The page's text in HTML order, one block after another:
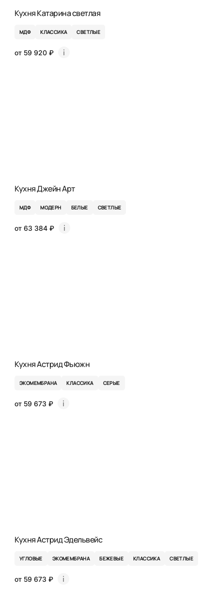
Кухня Катарина светлая
МДФ КЛАССИКА СВЕТЛЫЕ
от 59 920 ₽
Кухня Джейн Арт
МДФ МОДЕРН БЕЛЫЕ СВЕТЛЫЕ
от 63 384 ₽
Кухня Астрид Фьюжн
ЭКОМЕМБРАНА КЛАССИКА СЕРЫЕ
от 59 673 ₽
Кухня Астрид Эдельвейс
УГЛОВЫЕ ЭКОМЕМБРАНА БЕЖЕВЫЕ КЛАССИКА СВЕТЛЫЕ
от 59 673 ₽